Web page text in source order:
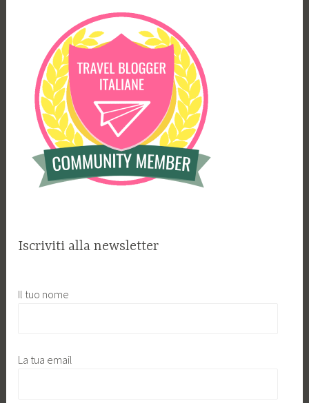
Iscriviti alla newsletter
Il tuo nome
La tua email